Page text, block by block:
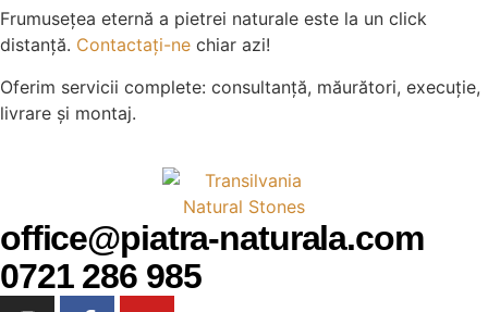
Frumusețea eternă a pietrei naturale este la un click
distanță. Contactați-ne chiar azi!
Oferim servicii complete: consultanță, măurători, execuție,
livrare și montaj.
office@piatra-naturala.com
0721 286 985